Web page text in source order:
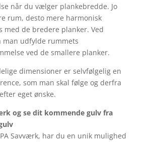
når du vælger plankebredde. Jo
rum, desto mere harmonisk
med de bredere planker. Ved
man udfylde rummets
ved de smallere planker.
dimensioner er selvfølgelig en
som man skal følge og derfra
eget ønske.
og se dit kommende gulv fra
Savværk, har du en unik mulighed